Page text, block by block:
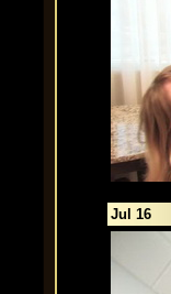
Jul 16